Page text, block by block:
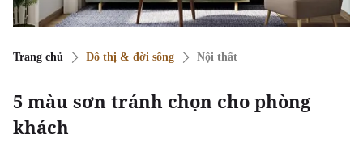
Trang chủ Đô thị & đời sống Nội thất
5 màu sơn tránh chọn cho phòng
khách